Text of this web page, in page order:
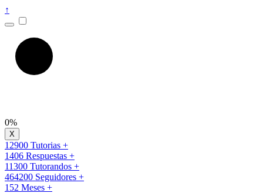
↑
0%
12900 Tutorias +
1406 Respuestas +
11300 Tutorandos +
464200 Seguidores +
152 Meses +